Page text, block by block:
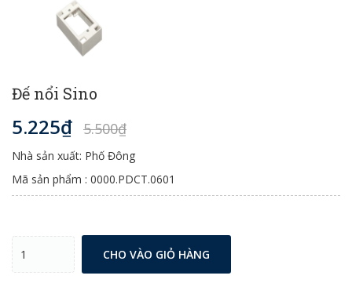
Đế nổi Sino
5.225₫ 5.500₫
Nhà sản xuất: Phố Đông
Mã sản phẩm : 0000.PDCT.0601
CHO VÀO GIỎ HÀNG